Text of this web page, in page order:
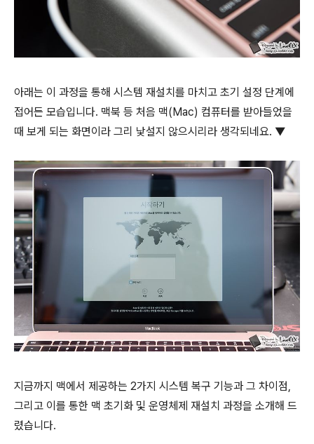
아래는 이 과정을 통해 시스템 재설치를 마치고 초기 설정 단계에
접어든 모습입니다. 맥북 등 처음 맥(Mac) 컴퓨터를 받아들었을
때 보게 되는 화면이라 그리 낯설지 않으시리라 생각되네요. ▼
지금까지 맥에서 제공하는 2가지 시스템 복구 기능과 그 차이점,
그리고 이를 통한 맥 초기화 및 운영체제 재설치 과정을 소개해 드
렸습니다.